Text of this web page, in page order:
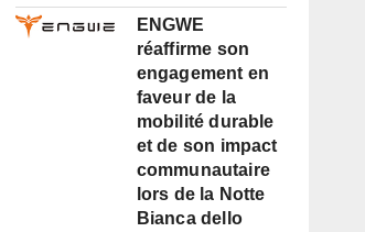
ENGWE
réaffirme son
engagement en
faveur de la
mobilité durable
et de son impact
communautaire
lors de la Notte
Bianca dello